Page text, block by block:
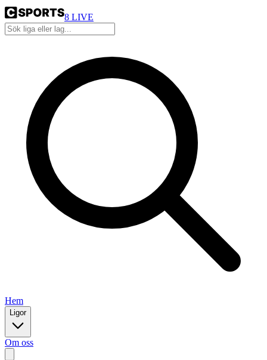
8 LIVE
Hem
Ligor
Om oss